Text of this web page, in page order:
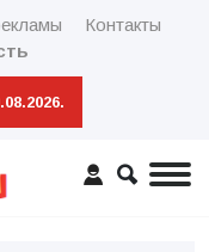
Контакты